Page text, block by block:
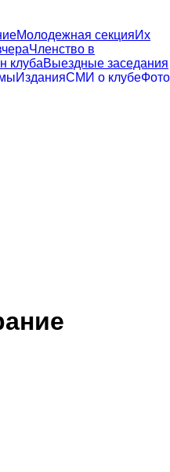
Молодежная секцияИх
Членство в
клубаВыездные заседания
ИзданияСМИ о клубеФото